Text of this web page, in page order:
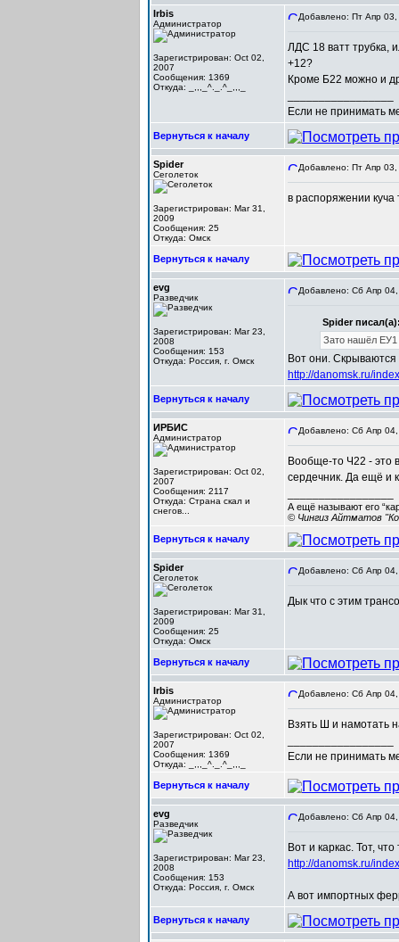
Irbis
Администратор
Зарегистрирован: Oct 02,
2007
Сообщения: 1369
Откуда: _,,,_^._.^_,,,_
Добавлено: Пт Апр
ЛДС 18 ватт трубка,
+12?
Кроме Б22 можно и
Если не принимать
Вернуться к началу
Spider
Сеголеток
Зарегистрирован: Mar 31,
2009
Сообщения: 25
Откуда: Омск
Добавлено: Пт Апр
в распоряжении куча
Вернуться к началу
evg
Разведчик
Зарегистрирован: Mar 23,
2008
Сообщения: 153
Откуда: Россия, г. Омск
Добавлено: Сб Апр
Spider
Зато нашёл ЕУ1
Вот они. Скрываются
http://danomsk.ru/
Вернуться к началу
ИРБИС
Администратор
Зарегистрирован: Oct 02,
2007
Сообщения: 2117
Откуда: Cтрана скал и
снегов...
Добавлено: Сб Апр
Вообще-то Ч22 - это
сердечник. Да ещё и
А ещё называют его
© Чингиз Айтматов
Вернуться к началу
Spider
Сеголеток
Зарегистрирован: Mar 31,
2009
Сообщения: 25
Откуда: Омск
Добавлено: Сб Апр
Дык что с этим
Вернуться к началу
Irbis
Администратор
Зарегистрирован: Oct 02,
2007
Сообщения: 1369
Откуда: _,,,_^._.^_,,,_
Добавлено: Сб Апр
Взять Ш и намотать
Если не принимать
Вернуться к началу
evg
Разведчик
Зарегистрирован: Mar 23,
2008
Сообщения: 153
Откуда: Россия, г. Омск
Добавлено: Сб Апр
Вот и каркас. Тот,
http://danomsk.ru/
А вот импортных
Вернуться к началу